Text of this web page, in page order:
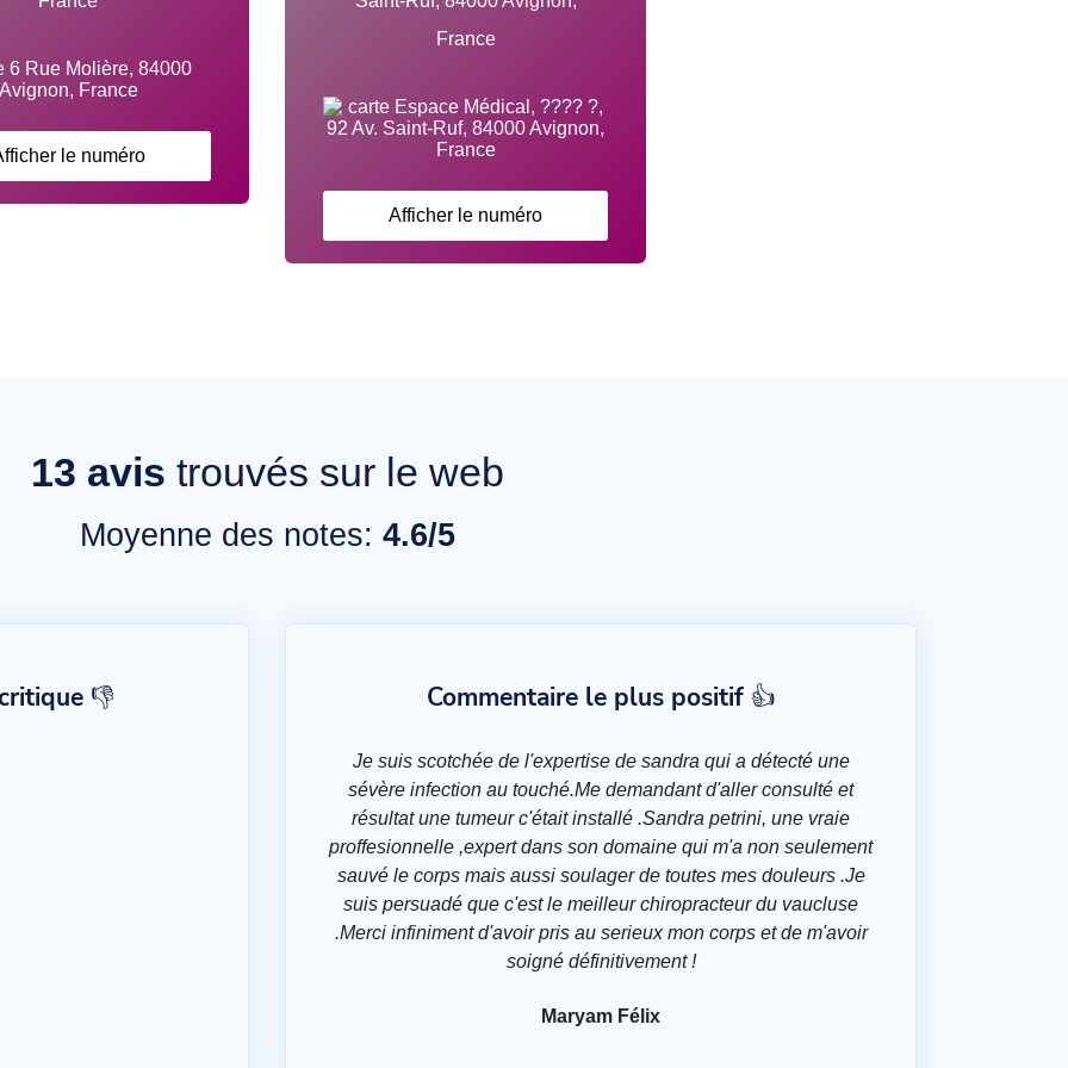
le numéro
France
Afficher le numéro
13 avis trouvés sur le web
Moyenne des notes: 4.6/5
👎 Commentaire le plus positif 👍
Je suis scotchée de l'expertise de sandra qui a détecté une
sévère infection au touché.Me demandant d'aller consulté et
résultat une tumeur c'était installé .Sandra petrini, une vraie
proffesionnelle ,expert dans son domaine qui m'a non seulement
sauvé le corps mais aussi soulager de toutes mes douleurs .Je
suis persuadé que c'est le meilleur chiropracteur du vaucluse
.Merci infiniment d'avoir pris au serieux mon corps et de m'avoir
soigné définitivement !
Maryam Félix